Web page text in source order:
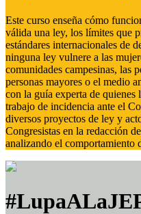
Este curso enseña cómo
válida una ley, los límites que
estándares internacionales de
ninguna ley vulnere a las
comunidades campesinas, las
personas mayores o el medio
con la guía experta de quienes
trabajo de incidencia ante el
diversos proyectos de ley y
Congresistas en la redacción
analizando el comportamiento